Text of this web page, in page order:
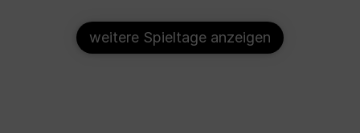
weitere Spieltage anzeigen